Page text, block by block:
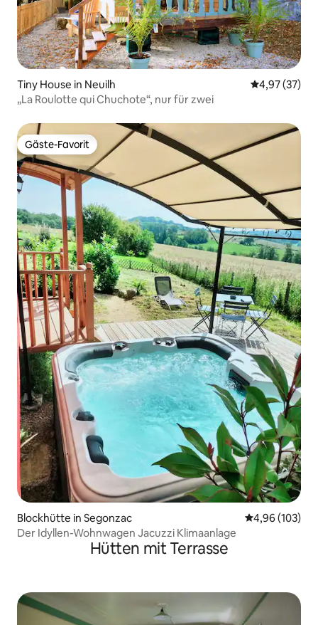
Tiny House in Neuilh
4,97 (37)
„La Roulotte qui Chuchote“, nur für zwei
Gäste-Favorit
Gäste-Favorit
Blockhütte in Segonzac
4,96 (103)
Der Idyllen-Wohnwagen Jacuzzi Klimaanlage
Hütten mit Terrasse